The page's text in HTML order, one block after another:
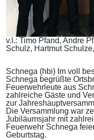
v.l.: Timo Pfand, Andre
Schulz, Hartmut
Schnega (hbi) Im voll
Schnega begrüßte
Feuerwehrleute aus
zahlreiche Gäste und
zur
Die Versammlung war
Jubiläumsjahr mit
Feuerwehr Schnega
Geburtstag.